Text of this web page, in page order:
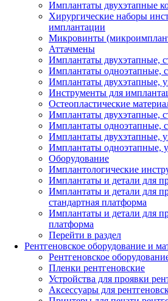
Имплантаты двухэтапные
Хирургические наборы
имплантации
Микровинты
Аттачмены
Имплантаты двухэтапные,
Имплантаты одноэтапные,
Имплантаты двухэтапные,
Инструменты для
Остеопластические
Имплантаты двухэтапные,
Имплантаты одноэтапные,
Имплантаты двухэтапные,
Имплантаты одноэтапные,
Оборудование
Имплантологические
Имплантаты и детали для
Имплантаты и детали для
стандартная платформа
Имплантаты и детали для
платформа
Перейти в раздел
Рентгеновское оборудование и
Рентгеновское
Пленки рентгеновские
Устройства для проявки
Аксессуары для